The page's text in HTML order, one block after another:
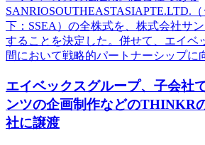
SANRIOSOUTHEASTASIAPTE.LTD.
下：SSEA）の全株式を、株式会社サ
することを決定した。併せて、エイベ
間において戦略的パートナーシップに
エイベックスグループ、子会社
ンツの企画制作などのTHINKR
社に譲渡